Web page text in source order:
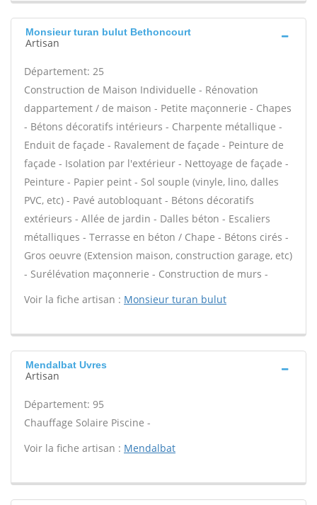
Monsieur turan bulut Bethoncourt
Artisan
Département: 25
Construction de Maison Individuelle - Rénovation
dappartement / de maison - Petite maçonnerie - Chapes
- Bétons décoratifs intérieurs - Charpente métallique -
Enduit de façade - Ravalement de façade - Peinture de
façade - Isolation par l'extérieur - Nettoyage de façade -
Peinture - Papier peint - Sol souple (vinyle, lino, dalles
PVC, etc) - Pavé autobloquant - Bétons décoratifs
extérieurs - Allée de jardin - Dalles béton - Escaliers
métalliques - Terrasse en béton / Chape - Bétons cirés -
Gros oeuvre (Extension maison, construction garage, etc)
- Surélévation maçonnerie - Construction de murs -
Voir la fiche artisan : Monsieur turan bulut
Mendalbat Uvres
Artisan
Département: 95
Chauffage Solaire Piscine -
Voir la fiche artisan : Mendalbat